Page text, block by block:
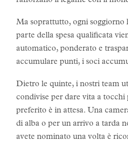
Ma soprattutto, ogni soggiorno
parte della spesa qualificata
automatico, ponderato e
accumulare punti, i soci
Dietro le quinte, i nostri team
condivise per dare vita a tocchi
preferito è in attesa. Una
di alba o per un arrivo a tarda
avete nominato una volta è